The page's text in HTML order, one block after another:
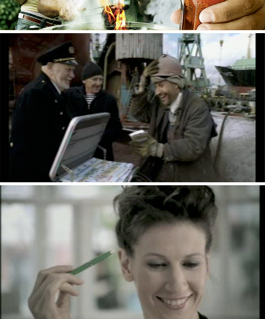
ARD FERNSEHLOTTERIE | FILME
JOURNAL FÜR DIE FRAU